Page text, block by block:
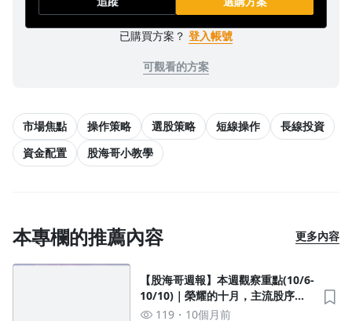
已購買方案？ 登入帳號
可觀看的方案
市場焦點 操作策略 選股策略 短線操作
長線投資
資金配置
股海哥小教學
本專欄的推薦內容 更多內容
【股海哥週報】本週觀察重點(10/6-
10/10)｜榮耀的十月，主流股序幕
已開🌊✨
119 10個月前